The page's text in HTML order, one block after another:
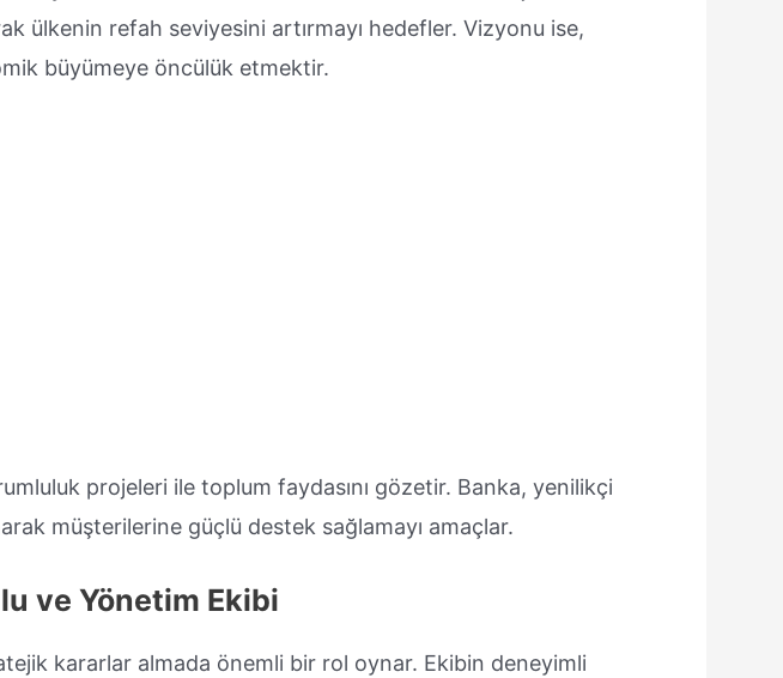
ülkenin refah seviyesini artırmayı hedefler. Vizyonu ise,
büyümeye öncülük etmektir.
projeleri ile toplum faydasını gözetir. Banka, yenilikçi
müşterilerine güçlü destek sağlamayı amaçlar.
ve Yönetim Ekibi
kararlar almada önemli bir rol oynar. Ekibin deneyimli